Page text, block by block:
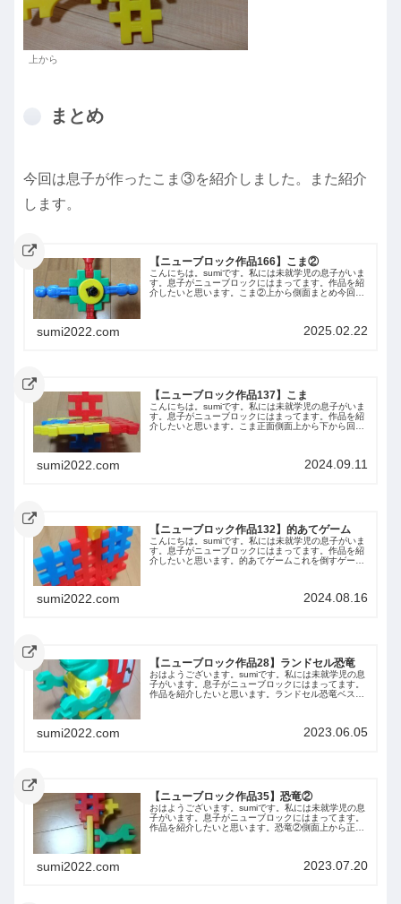
上から
まとめ
今回は息子が作ったこま③を紹介しました。また紹介
します。
【ニューブロック作品166】こま②
こんにちは。sumiです。私には未就学児の息子がいま
す。息子がニューブロックにはまってます。作品を紹
介したいと思います。こま②上から側面まとめ今回は
sumi2022.com 2025.02.22
【ニューブロック作品137】こま
こんにちは。sumiです。私には未就学児の息子がいま
す。息子がニューブロックにはまってます。作品を紹
介したいと思います。こま正面側面上から下から回せ
sumi2022.com 2024.09.11
【ニューブロック作品132】的あてゲーム
こんにちは。sumiです。私には未就学児の息子がいま
す。息子がニューブロックにはまってます。作品を紹
介したいと思います。的あてゲームこれを倒すゲーム
sumi2022.com 2024.08.16
【ニューブロック作品28】ランドセル恐竜
おはようございます。sumiです。私には未就学児の息
子がいます。息子がニューブロックにはまってます。
作品を紹介したいと思います。ランドセル恐竜ベスト
sumi2022.com 2023.06.05
【ニューブロック作品35】恐竜②
おはようございます。sumiです。私には未就学児の息
子がいます。息子がニューブロックにはまってます。
作品を紹介したいと思います。恐竜②側面上から正面
sumi2022.com 2023.07.20